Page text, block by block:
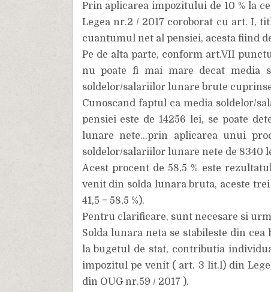
Prin aplicarea impozitului de 10 % la
Legea nr.2 / 2017 coroborat cu art. I,
cuantumul net al pensiei, acesta fiind
Pe de alta parte, conform art.VII
nu poate fi mai mare decat media
soldelor/salariilor lunare brute
Cunoscand faptul ca media soldelor/
pensiei este de 14256 lei, se poate
lunare nete...prin aplicarea unui
soldelor/salariilor lunare nete de 8340
Acest procent de 58,5 % este
venit din solda lunara bruta, aceste
41,5 = 58,5 %).
Pentru clarificare, sunt necesare si
Solda lunara neta se stabileste din
la bugetul de stat, contributia
impozitul pe venit ( art. 3 lit.l) din
din OUG nr.59 / 2017 ).